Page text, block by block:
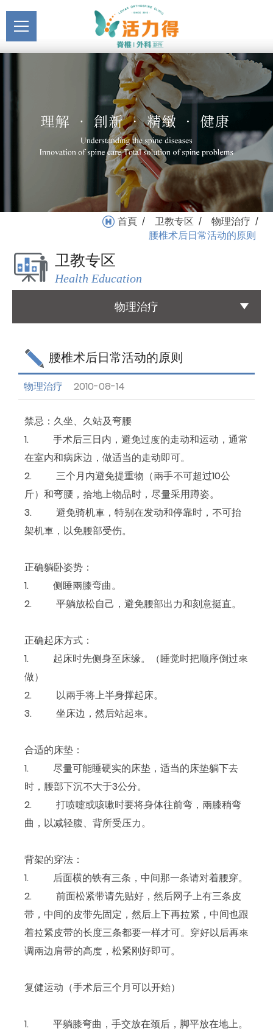
腰椎术后日常活动的原则_
物理治疗_卫教专区 | 活力
得
主選單关于活力得
医疗服务
Medical Service
就医指南
Medical Instruction
卫教专区
Health Education
友善连结
Links
联络我们
首頁 / 卫教专区 / 物理治疗 /
腰椎术后日常活动的原则
卫教专区
Health Education
物理治疗
腰椎术后日常活动的原则
物理治疗 2010-08-14
禁忌：久坐、久站及弯腰
1. 手术后三日内，避免过度的走动和运动，通常
在室内和病床边，做适当的走动即可。
2. 三个月内避免提重物（兩手不可超过10公
斤）和弯腰，拾地上物品时，尽量采用蹲姿。
3. 避免骑机車，特别在发动和停靠时，不可抬
架机車，以免腰部受伤。
正确躺卧姿势：
1. 侧睡兩膝弯曲。
2. 平躺放松自己，避免腰部出力和刻意挺直。
正确起床方式：
1. 起床时先侧身至床缘。（睡觉时把顺序倒过來
做）
2. 以兩手将上半身撑起床。
3. 坐床边，然后站起來。
合适的床垫：
1. 尽量可能睡硬实的床垫，适当的床垫躺下去
时，腰部下沉不大于3公分。
2. 打喷嚏或咳嗽时要将身体往前弯，兩膝稍弯
曲，以减轻腹、背所受压力。
背架的穿法：
1. 后面横的铁有三条，中间那一条请对着腰穿。
2. 前面松紧带请先贴好，然后网子上有三条皮
带，中间的皮带先固定，然后上下再拉紧，中间也跟
着拉紧皮带的长度三条都要一样才可。穿好以后再來
调兩边肩带的高度，松紧刚好即可。
复健运动（手术后三个月可以开始）
1. 平躺膝弯曲，手交放在颈后，脚平放在地上。